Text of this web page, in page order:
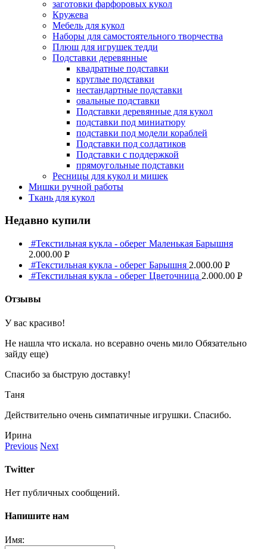
заготовки фарфоровых кукол
Кружева
Мебель для кукол
Наборы для самостоятельного творчества
Плюш для игрушек тедди
Подставки деревянные
квадратные подставки
круглые подставки
нестандартные подставки
овальные подставки
Подставки деревянные для кукол
подставки под миниатюру
подставки под модели кораблей
Подставки под солдатиков
Подставки с поддержкой
прямоугольные подставки
Ресницы для кукол и мишек
Мишки ручной работы
Ткань для кукол
Недавно купили
#Текстильная кукла - оберег Маленькая Барышня
2.000.00 Р
УБ.
#Текстильная кукла - оберег Барышня 2.000.00 Р
УБ.
#Текстильная кукла - оберег Цветочница 2.000.00 Р
Отзывы
У вас красиво!
Не нашла что искала. но всеравно очень мило Обязательно
зайду еще)
Спасибо за быструю доставку!
Таня
Действительно очень симпатичные игрушки. Спасибо.
Ирина
Previous Next
Twitter
Нет публичных сообщений.
Напишите нам
Имя: